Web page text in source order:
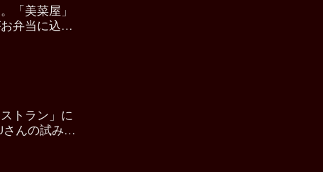
「美菜屋」
弁当に込め
トラン」に
さんの試み